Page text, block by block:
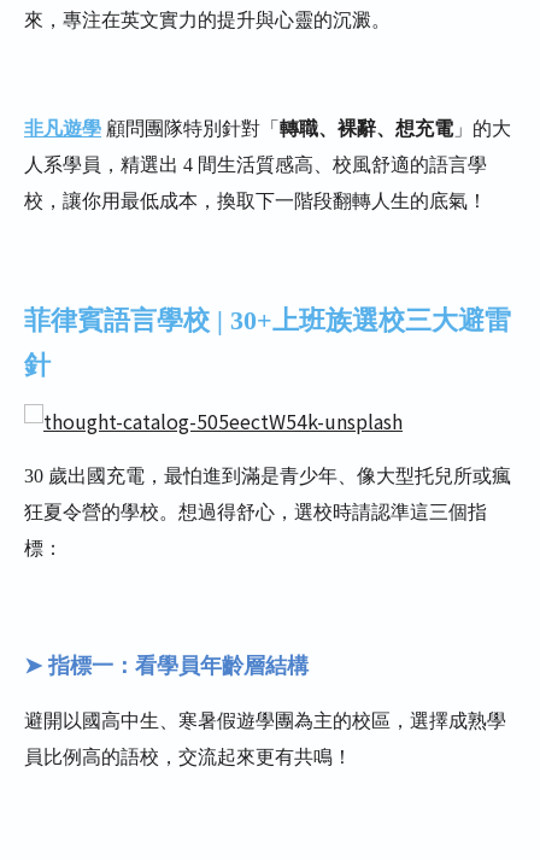
結語：30 歲後的轉職投資，你要看的是
「價值」而非「價格」
來，專注在英文實力的提升與心靈的沉澱。
非凡遊學 顧問團隊特別針對「 轉職、裸辭、想充電」的大
人系學員，精選出 4 間生活質感高、校風舒適的語言學
校，讓你用最低成本，換取下一階段翻轉人生的底氣！
菲律賓語言學校 | 30+上班族選校三大避雷
針
30 歲出國充電，最怕進到滿是青少年、像大型托兒所或瘋
狂夏令營的學校。想過得舒心，選校時請認準這三個指
標：
➤ 指標一：看學員年齡層結構
避開以國高中生、寒暑假遊學團為主的校區，選擇成熟學
員比例高的語校，交流起來更有共鳴！